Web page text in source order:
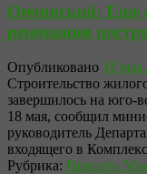
Овчинский: Еще
реновации
Опубликовано 18
Строительство
завершилось на юго-
18 мая, сообщил
руководитель
входящего в
Рубрика: Новости